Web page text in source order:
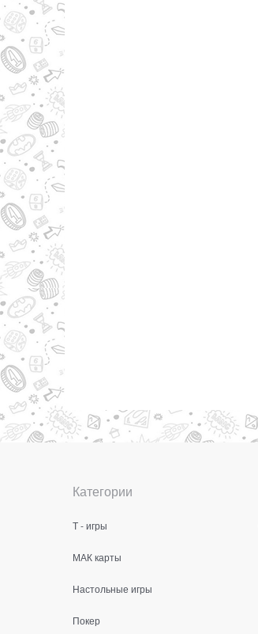
Категории
Т - игры
МАК карты
Настольные игры
Покер